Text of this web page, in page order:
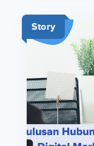
Story